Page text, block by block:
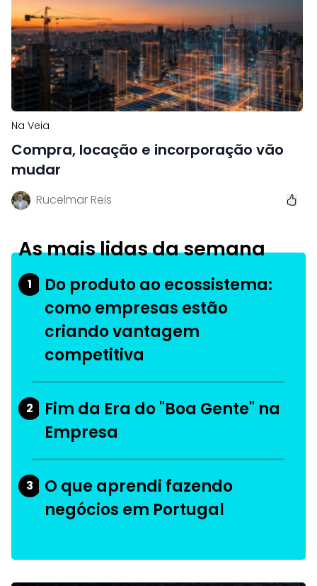
Na Veia
Compra, locação e incorporação vão
mudar
Rucelmar Reis
As mais lidas da semana
1
Do produto ao ecossistema:
como empresas estão
criando vantagem
competitiva
2
Fim da Era do "Boa Gente" na
Empresa
3
O que aprendi fazendo
negócios em Portugal